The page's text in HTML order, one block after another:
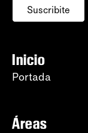
Suscribite
Inicio
Portada
Áreas